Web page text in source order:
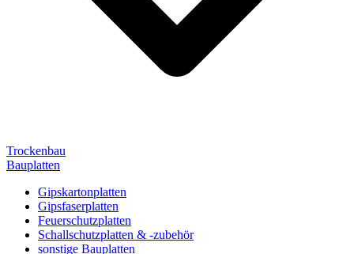
Trockenbau
Bauplatten
Gipskartonplatten
Gipsfaserplatten
Feuerschutzplatten
Schallschutzplatten & -zubehör
sonstige Bauplatten